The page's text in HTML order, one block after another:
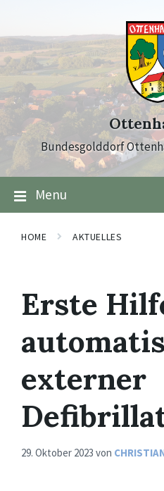
content
main
navigation
footer
Bundesgolddorf
Menu
HOME AKTUELLES
Erste
externer
29. Oktober 2023 von